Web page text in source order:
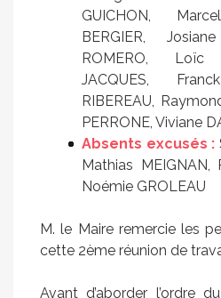
GUICHON,
BERGIER,
ROMERO, Loïc
JACQUES,
RIBEREAU,
PERRONE, Viviane
Absents excusés :
Mathias MEIGNAN,
Noémie GROLEAU
M. le Maire remercie les
cette 2ème réunion de
Avant d’aborder l’ordre